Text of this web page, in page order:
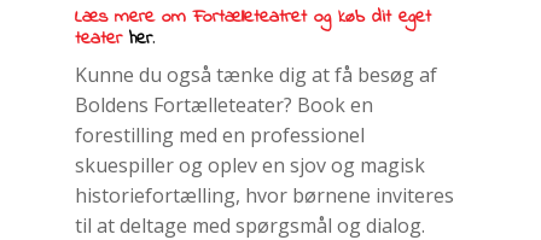
Læs mere om Fortælleteatret og køb dit eget
teaterher.
Kunne du også tænke dig at få besøg af
Boldens Fortælleteater? Book en
forestilling med en professionel
skuespiller og oplev en sjov og magisk
historiefortælling, hvor børnene inviteres
til at deltage med spørgsmål og dialog.